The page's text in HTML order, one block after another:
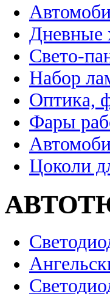
Дневные
Свето-
Набор
Оптика,
Фары
Цоколи